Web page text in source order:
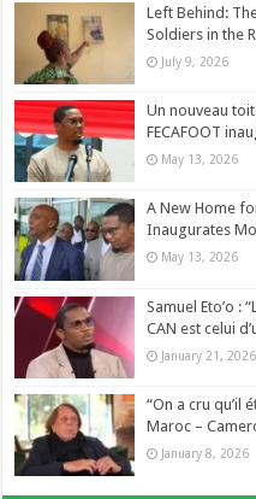
Left Behind:
Soldiers in the
July 9, 2026
Un nouveau
FECAFOOT
May 13, 2026
A New Home
Inaugurates
May 13, 2026
Samuel Eto’o :
CAN est celui
January 21, 2026
“On a cru qu’il
Maroc –
January 8, 2026